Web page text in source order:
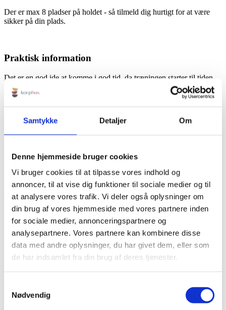
Samtykke Detaljer Om
Denne hjemmeside bruger cookies
Vi bruger cookies til at tilpasse vores indhold og
annoncer, til at vise dig funktioner til sociale medier og til
at analysere vores trafik. Vi deler også oplysninger om
din brug af vores hjemmeside med vores partnere inden
for sociale medier, annonceringspartnere og
analysepartnere. Vores partnere kan kombinere disse
data med andre oplysninger, du har givet dem, eller som
de har indsamlet fra din brug af deres tjenester.
Nødvendig
Der er max 8 pladser på holdet - så tilmeld dig hurtigt for at være
sikker på din plads.
Praktisk information
Det er en god ide at komme i god tid, da træningen starter til tiden.
Det er også en god ide at være iført tøj, der giver frihed til
Ingen forplejning inkluderet, dog er der adgang til gratis vand, kaffe
Rødbyvej 6b
4930 Maribo
Tlf: +45 23115758
Mail: info@korphus.dk
CVR 35376933
@2026 korphus
Bliv en del af Korphus !
Persondata & cookiepolitik